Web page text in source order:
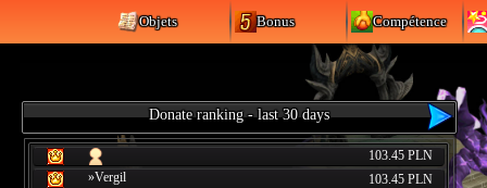
Objets Bonus Compétence
Donate ranking - last 30 days
103.45 PLN
»Vergil
103.45 PLN